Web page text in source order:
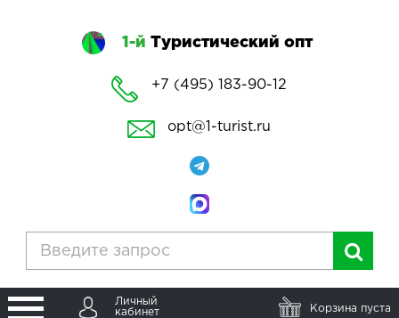
1-й Туристический опт
+7 (495) 183-90-12
opt@1-turist.ru
Личный
кабинет
Корзина пуста